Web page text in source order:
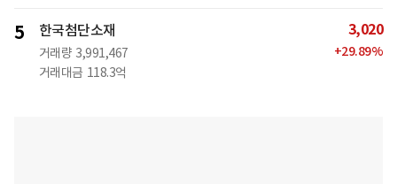
5 한국첨단소재
거래량 3,991,467
거래대금 118.3억
3,020
+29.89%